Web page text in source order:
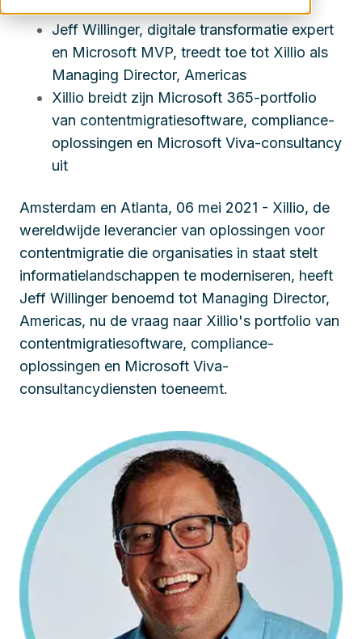
Jeff Willinger, digitale transformatie expert
en Microsoft MVP, treedt toe tot Xillio als
Managing Director, Americas
Xillio breidt zijn Microsoft 365-portfolio
van contentmigratiesoftware, compliance-
oplossingen en Microsoft Viva-consultancy
uit
Amsterdam en Atlanta, 06 mei 2021 - Xillio, de
wereldwijde leverancier van oplossingen voor
contentmigratie die organisaties in staat stelt
informatielandschappen te moderniseren, heeft
Jeff Willinger benoemd tot Managing Director,
Americas, nu de vraag naar Xillio's portfolio van
contentmigratiesoftware, compliance-
oplossingen en Microsoft Viva-
consultancydiensten toeneemt.